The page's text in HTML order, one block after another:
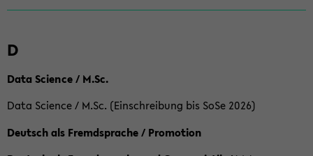
D
Data Science / M.Sc.
Data Science / M.Sc. (Einschreibung bis SoSe 2026)
Deutsch als Fremdsprache / Promotion